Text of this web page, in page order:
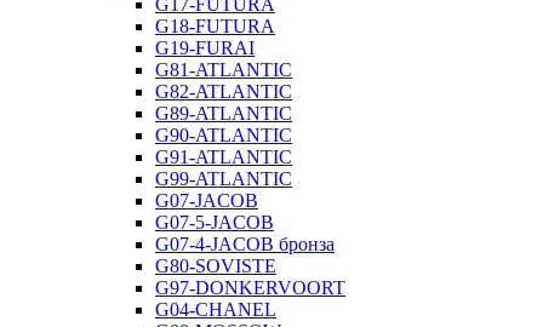
G17-FUTURA
G18-FUTURA
G19-FURAI
G81-ATLANTIC
G82-ATLANTIC
G89-ATLANTIC
G90-ATLANTIC
G91-ATLANTIC
G99-ATLANTIC
G07-JACOB
G07-5-JACOB
G07-4-JACOB бронза
G80-SOVISTE
G97-DONKERVOORT
G04-CHANEL